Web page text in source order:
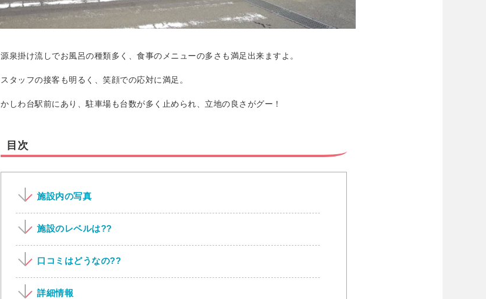
源泉掛け流しでお風呂の種類多く、食事のメニューの多さも満足出来ますよ。
スタッフの接客も明るく、笑顔での応対に満足。
かしわ台駅前にあり、駐車場も台数が多く止められ、立地の良さがグー！
目次
施設内の写真
施設のレベルは??
口コミはどうなの??
詳細情報